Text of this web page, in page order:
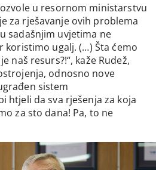
u resornom ministarstvu
za rješavanje ovih problema
sadašnjim uvjetima ne
koristimo ugalj. (…) Šta ćemo
naš resurs?!“, kaže Rudež,
odnosno nove
sistem
htjeli da sva rješenja za koja
za sto dana! Pa, to ne